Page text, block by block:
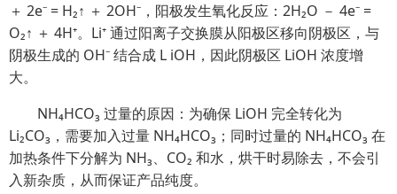
＋ 2e⁻ = H₂↑ ＋ 2OH⁻，阳极发生氧化反应：2H₂O － 4e⁻ =
O₂↑ ＋ 4H⁺。Li⁺ 通过阳离子交换膜从阳极区移向阴极区，与
阴极生成的 OH⁻ 结合成 L iOH，因此阴极区 LiOH 浓度增
大。
NH₄HCO₃ 过量的原因：为确保 LiOH 完全转化为
Li₂CO₃，需要加入过量 NH₄HCO₃；同时过量的 NH₄HCO₃ 在
加热条件下分解为 NH₃、CO₂ 和水，烘干时易除去，不会引
入新杂质，从而保证产品纯度。